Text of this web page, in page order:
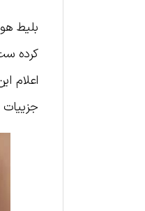
بلیط
کرده
اعلام
جزییات